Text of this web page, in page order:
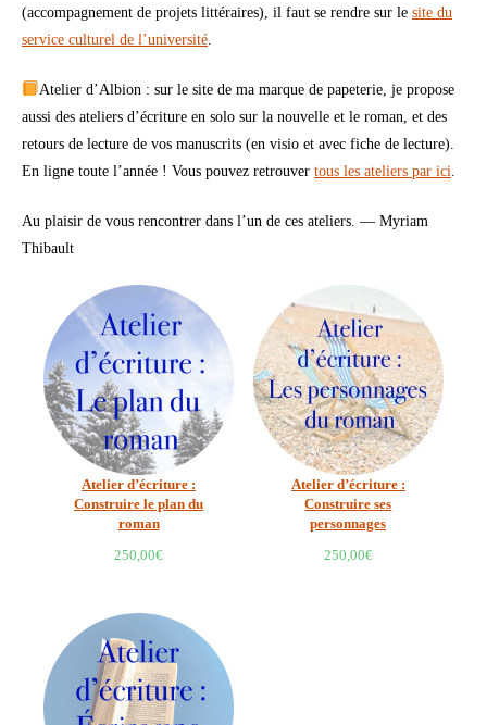
(accompagnement de projets littéraires), il faut se rendre sur le site du
service culturel de l’université
Atelier d’Albion : sur le site de ma marque de papeterie, je propose
aussi des ateliers d’écriture en solo sur la nouvelle et le roman, et des
retours de lecture de vos manuscrits (en visio et avec fiche de lecture).
En ligne toute l’année ! Vous pouvez retrouver tous les ateliers par ici
Au plaisir de vous rencontrer dans l’un de ces ateliers. — Myriam
Thibault
Atelier d’écriture :
Construire le plan du
roman
250,00€
Atelier d’écriture :
Construire ses
personnages
250,00€